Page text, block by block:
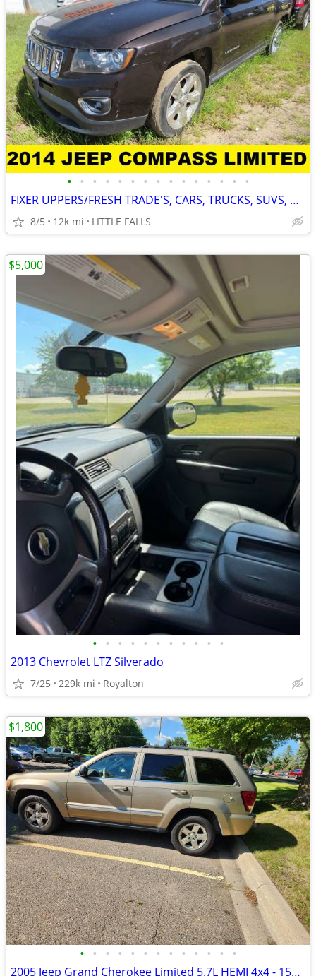
• • • • • • • • • • • • • • •
FIXER UPPERS/FRESH TRADE'S, CARS, TRUCKS, SUVS, VANS!! WHOLESALE!!
8/5 12k mi LITTLE FALLS
• • • • • • • • • • •
2013 Chevrolet LTZ Silverado
7/25 229k mi Royalton
$5,000
• • • • • • • • • • • • •
2005 Jeep Grand Cherokee Limited 5.7L HEMI 4x4 - 151K - $1,800 OBO
$1,800